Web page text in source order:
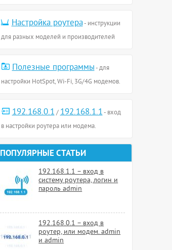
Настройка роутера- инструкции
для разных моделей и производителей
Полезные программы- для
настройки HotSpot, Wi-Fi, 3G/4G модемов.
192.168.0.1 /192.168.1.1- вход
в настройки роутера или модема.
ПОПУЛЯРНЫЕ СТАТЬИ
192.168.1.1 – вход в
систему роутера, логин и
пароль admin
192.168.0.1 – вход в
роутер, или модем. admin
и admin